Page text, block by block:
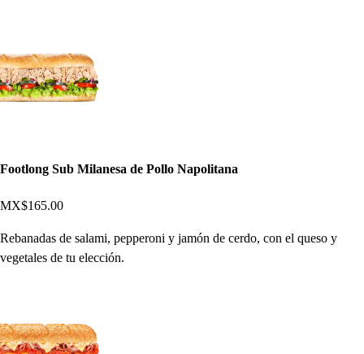
Footlong Sub Milanesa de Pollo Napolitana
MX$165.00
Rebanadas de salami, pepperoni y jamón de cerdo, con el queso y
vegetales de tu elección.